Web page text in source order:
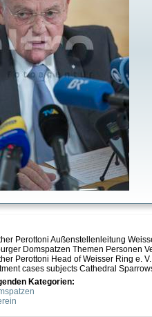
Perottoni Außenstellenleitung
Domspatzen Themen Personen
Perottoni Head of Weisser Ring e.
cases subjects Cathedral
Kategorien: